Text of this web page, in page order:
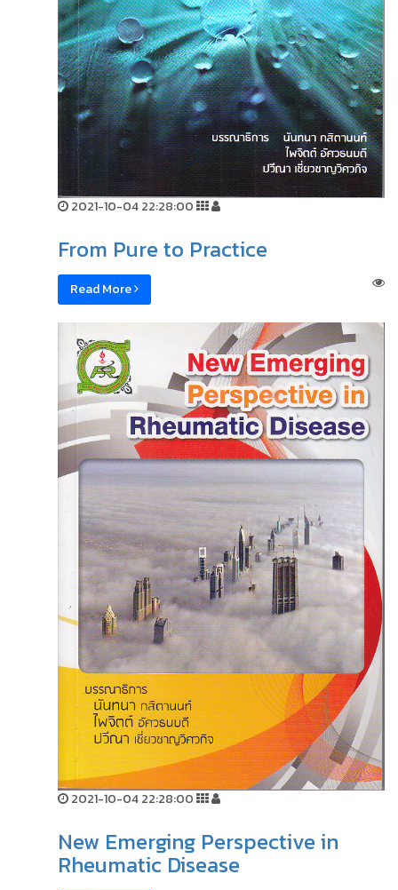
2021-10-04 22:28:00
From Pure to Practice
Read More
2021-10-04 22:28:00
New Emerging Perspective in
Rheumatic Disease